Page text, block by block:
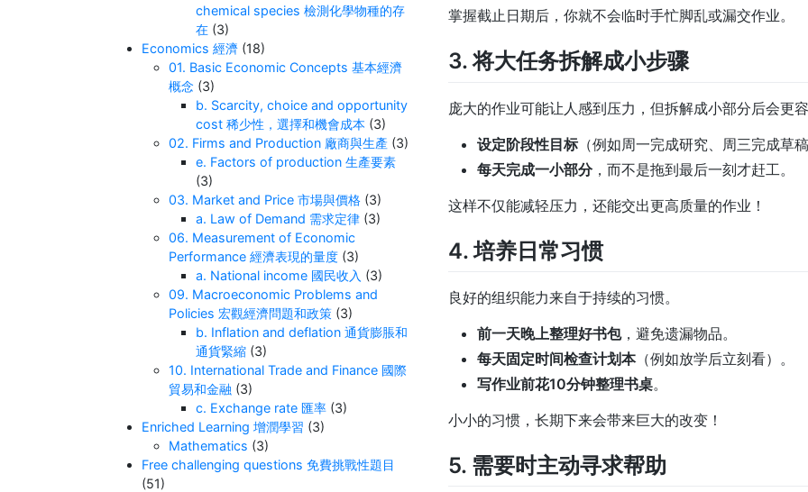
掌握截止日期后，你就不会临时手忙脚乱或漏交作业。
3. 将大任务拆解成小步骤
庞大的作业可能让人感到压力，但拆解成小部分后会更容
设定阶段性目标（例如周一完成研究、周三完成草稿
每天完成一小部分，而不是拖到最后一刻才赶工。
这样不仅能减轻压力，还能交出更高质量的作业！
4. 培养日常习惯
良好的组织能力来自于持续的习惯。
前一天晚上整理好书包，避免遗漏物品。
每天固定时间检查计划本（例如放学后立刻看）。
写作业前花10分钟整理书桌。
小小的习惯，长期下来会带来巨大的改变！
5. 需要时主动寻求帮助
chemical species 檢測化學物種的存
在 (3)
Economics 經濟 (18)
01. Basic Economic Concepts 基本經濟
概念 (3)
b. Scarcity, choice and opportunity
cost 稀少性，選擇和機會成本 (3)
02. Firms and Production 廠商與生產 (3)
e. Factors of production 生產要素
(3)
03. Market and Price 市場與價格 (3)
a. Law of Demand 需求定律 (3)
06. Measurement of Economic
Performance 經濟表現的量度 (3)
a. National income 國民收入 (3)
09. Macroeconomic Problems and
Policies 宏觀經濟問題和政策 (3)
b. Inflation and deflation 通貨膨脹和
通貨緊縮 (3)
10. International Trade and Finance 國際
貿易和金融 (3)
c. Exchange rate 匯率 (3)
Enriched Learning 增潤學習 (3)
Mathematics (3)
Free challenging questions 免費挑戰性題目
(51)